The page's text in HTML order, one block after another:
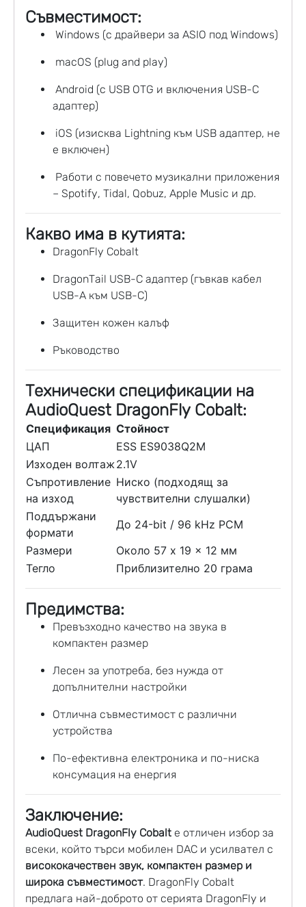
Съвместимост:
Windows (с драйвери за ASIO под Windows)
macOS (plug and play)
Android (с USB OTG и включения USB-C
адаптер)
iOS (изисква Lightning към USB адаптер, не
е включен)
Работи с повечето музикални приложения
– Spotify, Tidal, Qobuz, Apple Music и др.
Какво има в кутията:
DragonFly Cobalt
DragonTail USB-C адаптер (гъвкав кабел
USB-A към USB-C)
Защитен кожен калъф
Ръководство
Технически спецификации на
AudioQuest DragonFly Cobalt:
Спецификация Стойност
ЦАП
ESS ES9038Q2M
Изходен волтаж2.1V
Съпротивление
на изход
Ниско (подходящ за
чувствителни слушалки)
Поддържани
формати
До 24-bit / 96 kHz PCM
Размери
Около 57 x 19 x 12 мм
Тегло
Приблизително 20 грама
Предимства:
Превъзходно качество на звука в
компактен размер
Лесен за употреба, без нужда от
допълнителни настройки
Отлична съвместимост с различни
устройства
По-ефективна електроника и по-ниска
консумация на енергия
Заключение:
AudioQuest DragonFly Cobalt е отличен избор за
всеки, който търси мобилен DAC и усилвател с
висококачествен звук, компактен размер и
широка съвместимост. DragonFly Cobalt
предлага най-доброто от серията DragonFly и